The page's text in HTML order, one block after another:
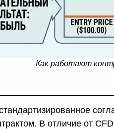
Как работают
В отличие от